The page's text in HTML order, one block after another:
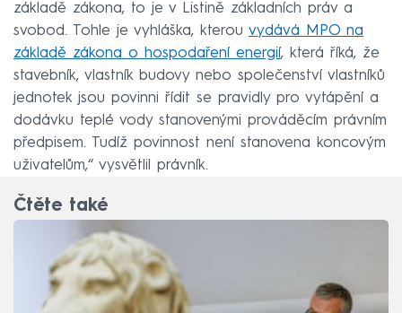
základě zákona, to je v Listině základních práv a
svobod. Tohle je vyhláška, kterou vydává MPO na
základě zákona o hospodaření energií, která říká, že
stavebník, vlastník budovy nebo společenství vlastníků
jednotek jsou povinni řídit se pravidly pro vytápění a
dodávku teplé vody stanovenými prováděcím právním
předpisem. Tudíž povinnost není stanovena koncovým
uživatelům,“ vysvětlil právník.
Čtěte také